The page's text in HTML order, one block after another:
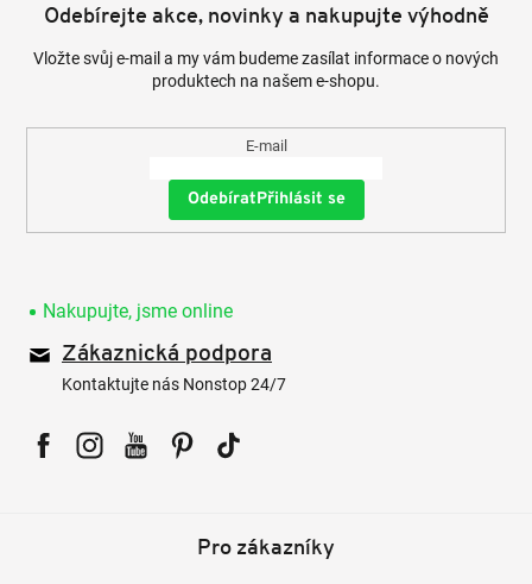
Odebírejte akce, novinky a nakupujte výhodně
Vložte svůj e-mail a my vám budeme zasílat informace o nových
produktech na našem e-shopu.
E-mail
Přihlásit se
Nakupujte, jsme online
Zákaznická podpora
Kontaktujte nás Nonstop 24/7
Pro zákazníky